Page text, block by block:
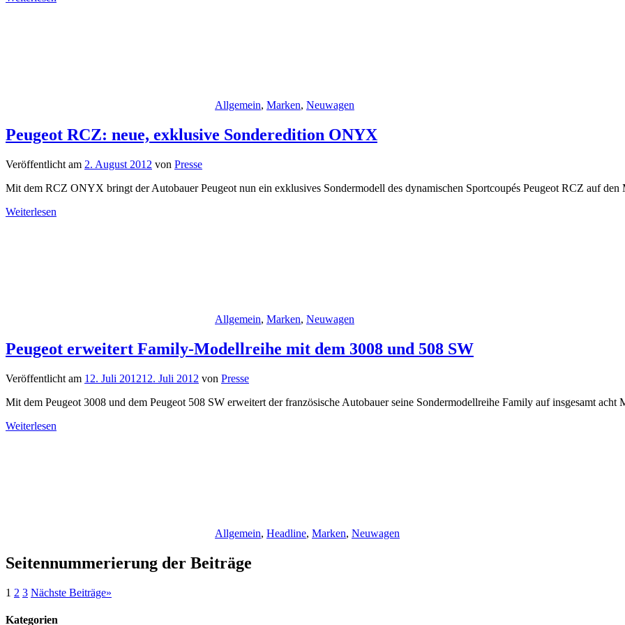
Allgemein, Marken, Neuwagen
Peugeot RCZ: neue, exklusive Sonderedition ONYX
Veröffentlicht am 2. August 2012 von Presse
Mit dem RCZ ONYX bringt der Autobauer Peugeot nun ein exklusives Sondermodell des dynamischen Sportcoupés Peugeot RCZ auf den
Weiterlesen
Allgemein, Marken, Neuwagen
Peugeot erweitert Family-Modellreihe mit dem 3008 und 508 SW
Veröffentlicht am 12. Juli 201212. Juli 2012 von Presse
Mit dem Peugeot 3008 und dem Peugeot 508 SW erweitert der französische Autobauer seine Sondermodellreihe Family auf insgesamt acht
Weiterlesen
Allgemein, Headline, Marken, Neuwagen
Seitennummerierung der Beiträge
1 2 3 Nächste Beiträge»
Kategorien